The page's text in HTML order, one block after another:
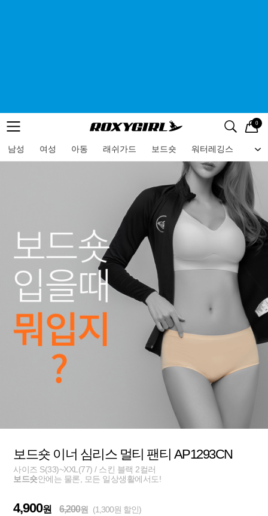
메뉴 검색
로고 0
남성 여성 아동 래쉬가드 보드숏 워터레깅스 비
메뉴
보드숏 이너 심리스 멀티 팬티 AP1293CN
사이즈 S(33)~XXL(77) / 스킨 블랙 2컬러
보드숏안에는 물론, 모든 일상생활에서도!
4,900원 6,200원 (1,300원 할인)